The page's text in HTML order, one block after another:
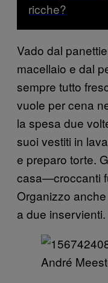
ricche?
Vado dal
macellaio e dal
sempre tutto
vuole per cena
la spesa due
suoi vestiti in
e preparo torte.
casa—croccanti
Organizzo
a due inservienti.
André